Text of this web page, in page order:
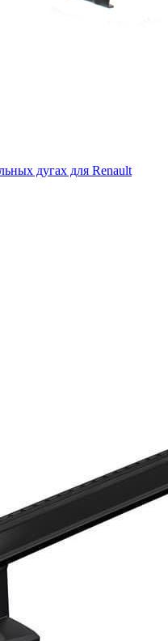
дугах для Renault